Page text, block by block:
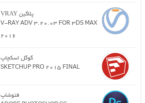
پلاگین VRAY
V-RAY ADV 3.20.03 FOR 3DS MAX
2016
گوگل اسکچاپ
SKETCHUP PRO 2015 FINAL
فتوشاپ